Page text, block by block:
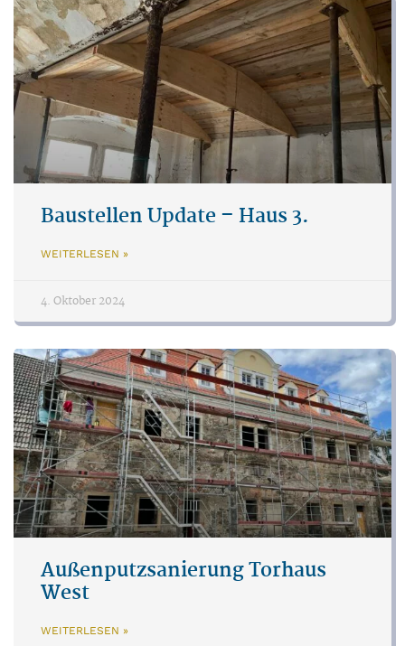
Baustellen Update – Haus 3.
WEITERLESEN »
4. Oktober 2024
Außenputzsanierung Torhaus
West
WEITERLESEN »